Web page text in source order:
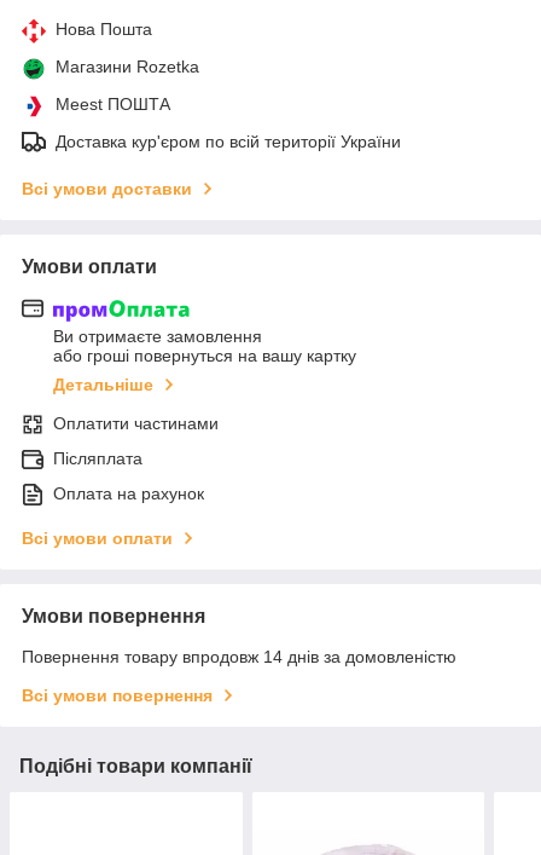
Нова Пошта
Магазини Rozetka
Meest ПОШТА
Доставка кур'єром по всій території України
Всі умови доставки
Умови оплати
Ви отримаєте замовлення
або гроші повернуться на вашу картку
Детальніше
Оплатити частинами
Післяплата
Оплата на рахунок
Всі умови оплати
Умови повернення
Повернення товару впродовж 14 днів за домовленістю
Всі умови повернення
Подібні товари компанії